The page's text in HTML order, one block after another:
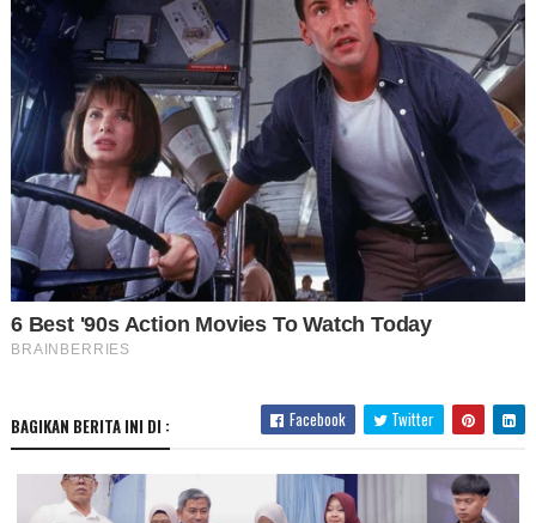
BAGIKAN BERITA INI DI : Facebook Twitter